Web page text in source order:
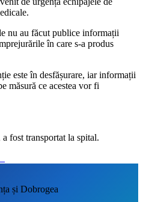
nu au făcut publice informații
în care s-a produs
este în desfășurare, iar informații
măsură ce acestea vor fi
fost transportat la spital.
și Dobrogea